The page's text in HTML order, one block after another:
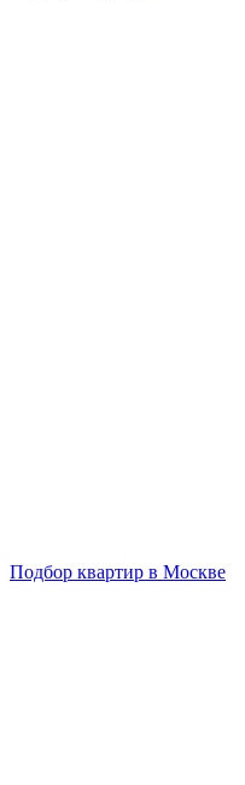
Подбор квартир в Москве